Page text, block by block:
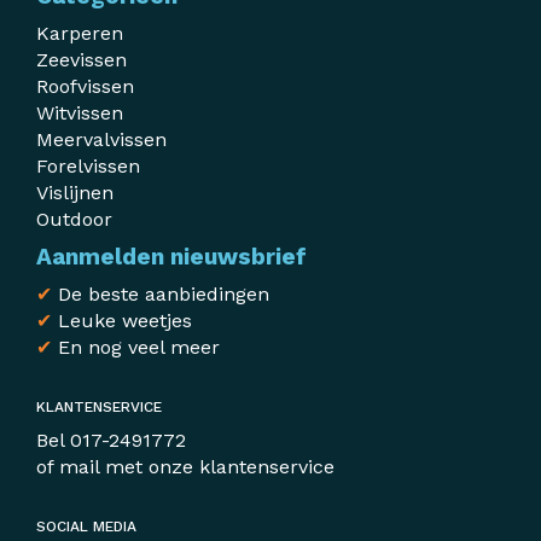
Karperen
Zeevissen
Roofvissen
Witvissen
Meervalvissen
Forelvissen
Vislijnen
Outdoor
Aanmelden nieuwsbrief
✔ De beste aanbiedingen
✔ Leuke weetjes
✔ En nog veel meer
KLANTENSERVICE
Bel 017-2491772
of mail met onze klantenservice
SOCIAL MEDIA